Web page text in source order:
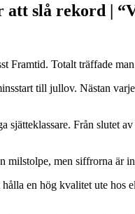
att slå rekord |
Framtid. Totalt träffade
till jullov. Nästan
sjätteklassare. Från slutet
milstolpe, men siffrorna
en hög kvalitet ute hos